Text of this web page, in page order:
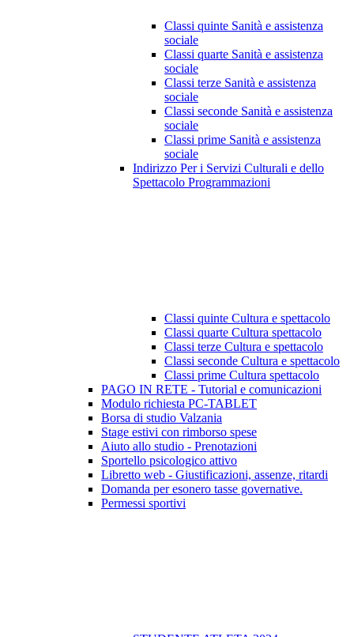
Classi quinte Sanità e assistenza
sociale
Classi quarte Sanità e assistenza
sociale
Classi terze Sanità e assistenza
sociale
Classi seconde Sanità e assistenza
sociale
Classi prime Sanità e assistenza
sociale
Indirizzo Per i Servizi Culturali e dello
Spettacolo Programmazioni
Classi quinte Cultura e spettacolo
Classi quarte Cultura spettacolo
Classi terze Cultura e spettacolo
Classi seconde Cultura e spettacolo
Classi prime Cultura spettacolo
PAGO IN RETE - Tutorial e comunicazioni
Modulo richiesta PC-TABLET
Borsa di studio Valzania
Stage estivi con rimborso spese
Aiuto allo studio - Prenotazioni
Sportello psicologico attivo
Libretto web - Giustificazioni, assenze, ritardi
Domanda per esonero tasse governative.
Permessi sportivi